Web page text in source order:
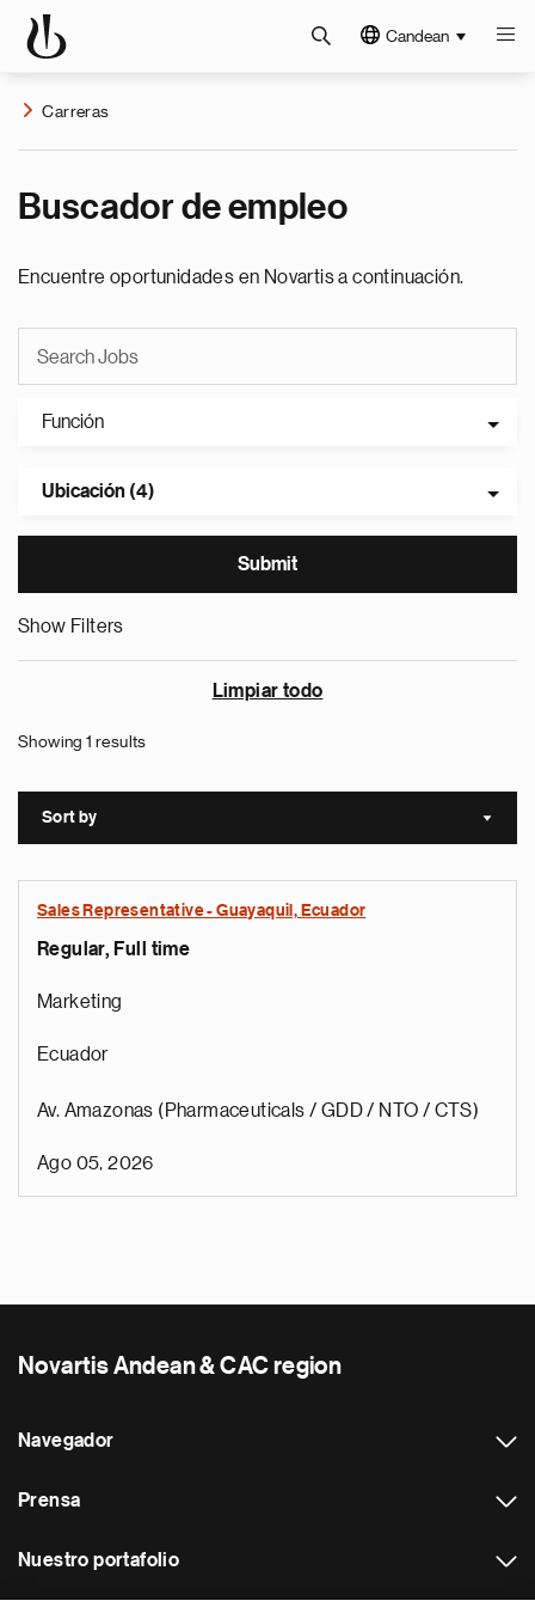
Candean
Carreras
Buscador de empleo
Encuentre oportunidades en Novartis a continuación.
Función
Ubicación (4)
Show Filters
Limpiar todo
Showing 1 results
Sort by Sort
Sales Representative - Guayaquil, Ecuador
Regular, Full time
Marketing
Ecuador
Av. Amazonas (Pharmaceuticals / GDD / NTO / CTS)
Ago 05, 2026
Novartis Andean & CAC region
Navegador
Prensa
Nuestro portafolio